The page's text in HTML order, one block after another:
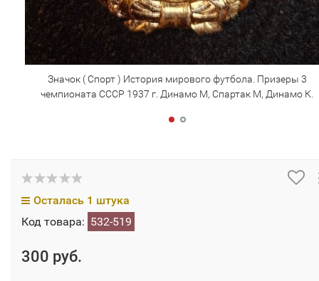
Значок ( Спорт ) История мирового футбола. Призеры 3
чемпионата СССР 1937 г. Динамо М, Спартак М, Динамо К.
Осталась 1 штука
Код товара: 532-519
300 руб.